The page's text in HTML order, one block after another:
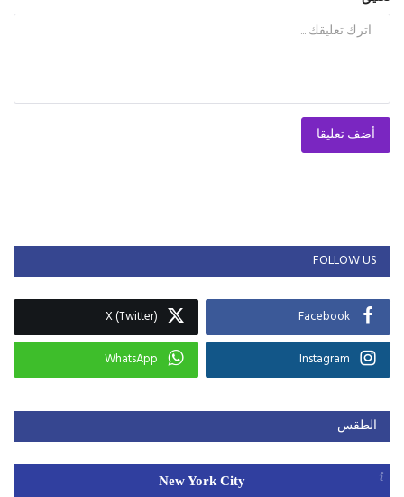
أضف تعليقا
FOLLOW US
Facebook
X (Twitter)
Instagram
WhatsApp
الطقس
New York City